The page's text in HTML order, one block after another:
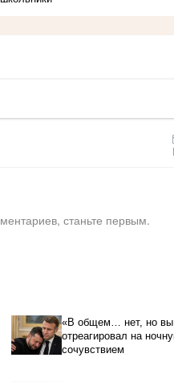
станьте первым.
«В общем… нет, но вы
отреагировал на
сочувствием